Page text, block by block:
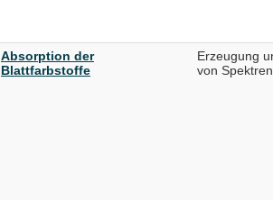
Absorption der
Blattfarbstoffe
Erzeugung
von Spektren